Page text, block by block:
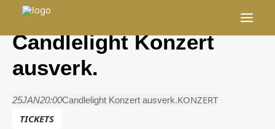
Events
Tagungen/Firmenevents
Stellenangebote
Candlelight Konzert
ausverk.
25JAN20:00Candlelight Konzert ausverk.KONZERT
TICKETS